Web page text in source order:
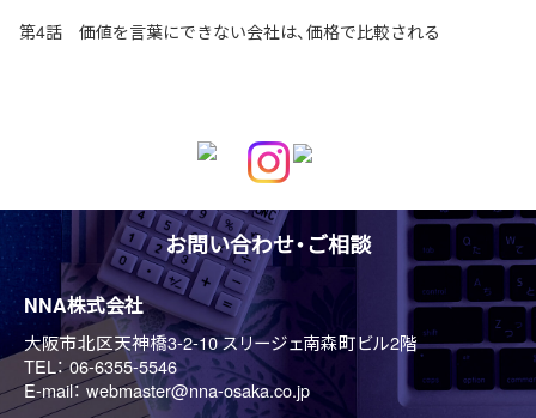
第4話 価値を言葉にできない会社は、価格で比較される
お問い合わせ・ご相談
NNA株式会社
大阪市北区天神橋3-2-10 スリージェ南森町ビル2階
TEL：06-6355-5546
E-mail：webmaster@nna-osaka.co.jp